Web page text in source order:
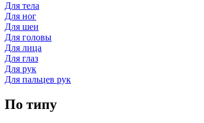
Для тела
Для ног
Для шеи
Для головы
Для лица
Для глаз
Для рук
Для пальцев рук
По типу